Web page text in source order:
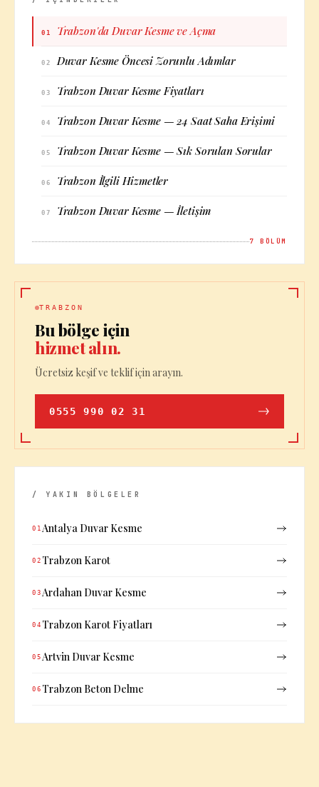
01 Trabzon'da Duvar Kesme ve Açma
02 Duvar Kesme Öncesi Zorunlu Adımlar
03 Trabzon Duvar Kesme Fiyatları
04 Trabzon Duvar Kesme — 24 Saat Saha Erişimi
05 Trabzon Duvar Kesme — Sık Sorulan Sorular
06 Trabzon İlgili Hizmetler
07 Trabzon Duvar Kesme — İletişim
7 BÖLÜM
TRABZON
Bu bölge için
hizmet alın.
Ücretsiz keşif ve teklif için arayın.
0555 990 02 31
/ YAKIN BÖLGELER
01 Antalya Duvar Kesme
02 Trabzon Karot
03 Ardahan Duvar Kesme
04 Trabzon Karot Fiyatları
05 Artvin Duvar Kesme
06 Trabzon Beton Delme